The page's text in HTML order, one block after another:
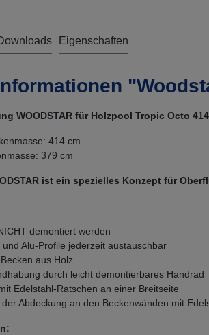
Eigenschaften
WOODSTAR für Holzpool Tropic Octo 414
414 cm
379 cm
ist ein spezielles Konzept für
demontiert werden
und Alu-Profile jederzeit austauschbar
aus Holz
durch leicht demontierbares Handrad
Edelstahl-Ratschen an einer Breitseite
Abdeckung an den Beckenwänden mit